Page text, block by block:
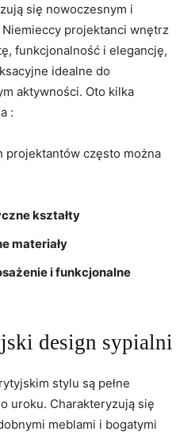
się nowoczesnym i
projektanci wnętrz
funkcjonalność i elegancję,
idealne do
aktywności. Oto kilka
:
projektantów często można
kształty
materiały
i funkcjonalne
design sypialni
⁤stylu ‍są pełne
uroku. ​Charakteryzują się
meblami ⁣i bogatymi